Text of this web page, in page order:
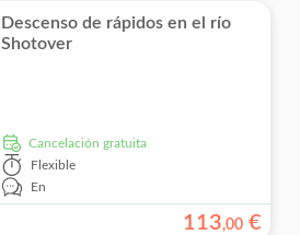
Descenso de rápidos en el río
Shotover
cancelación gratuita
Flexible
En
113,00 €